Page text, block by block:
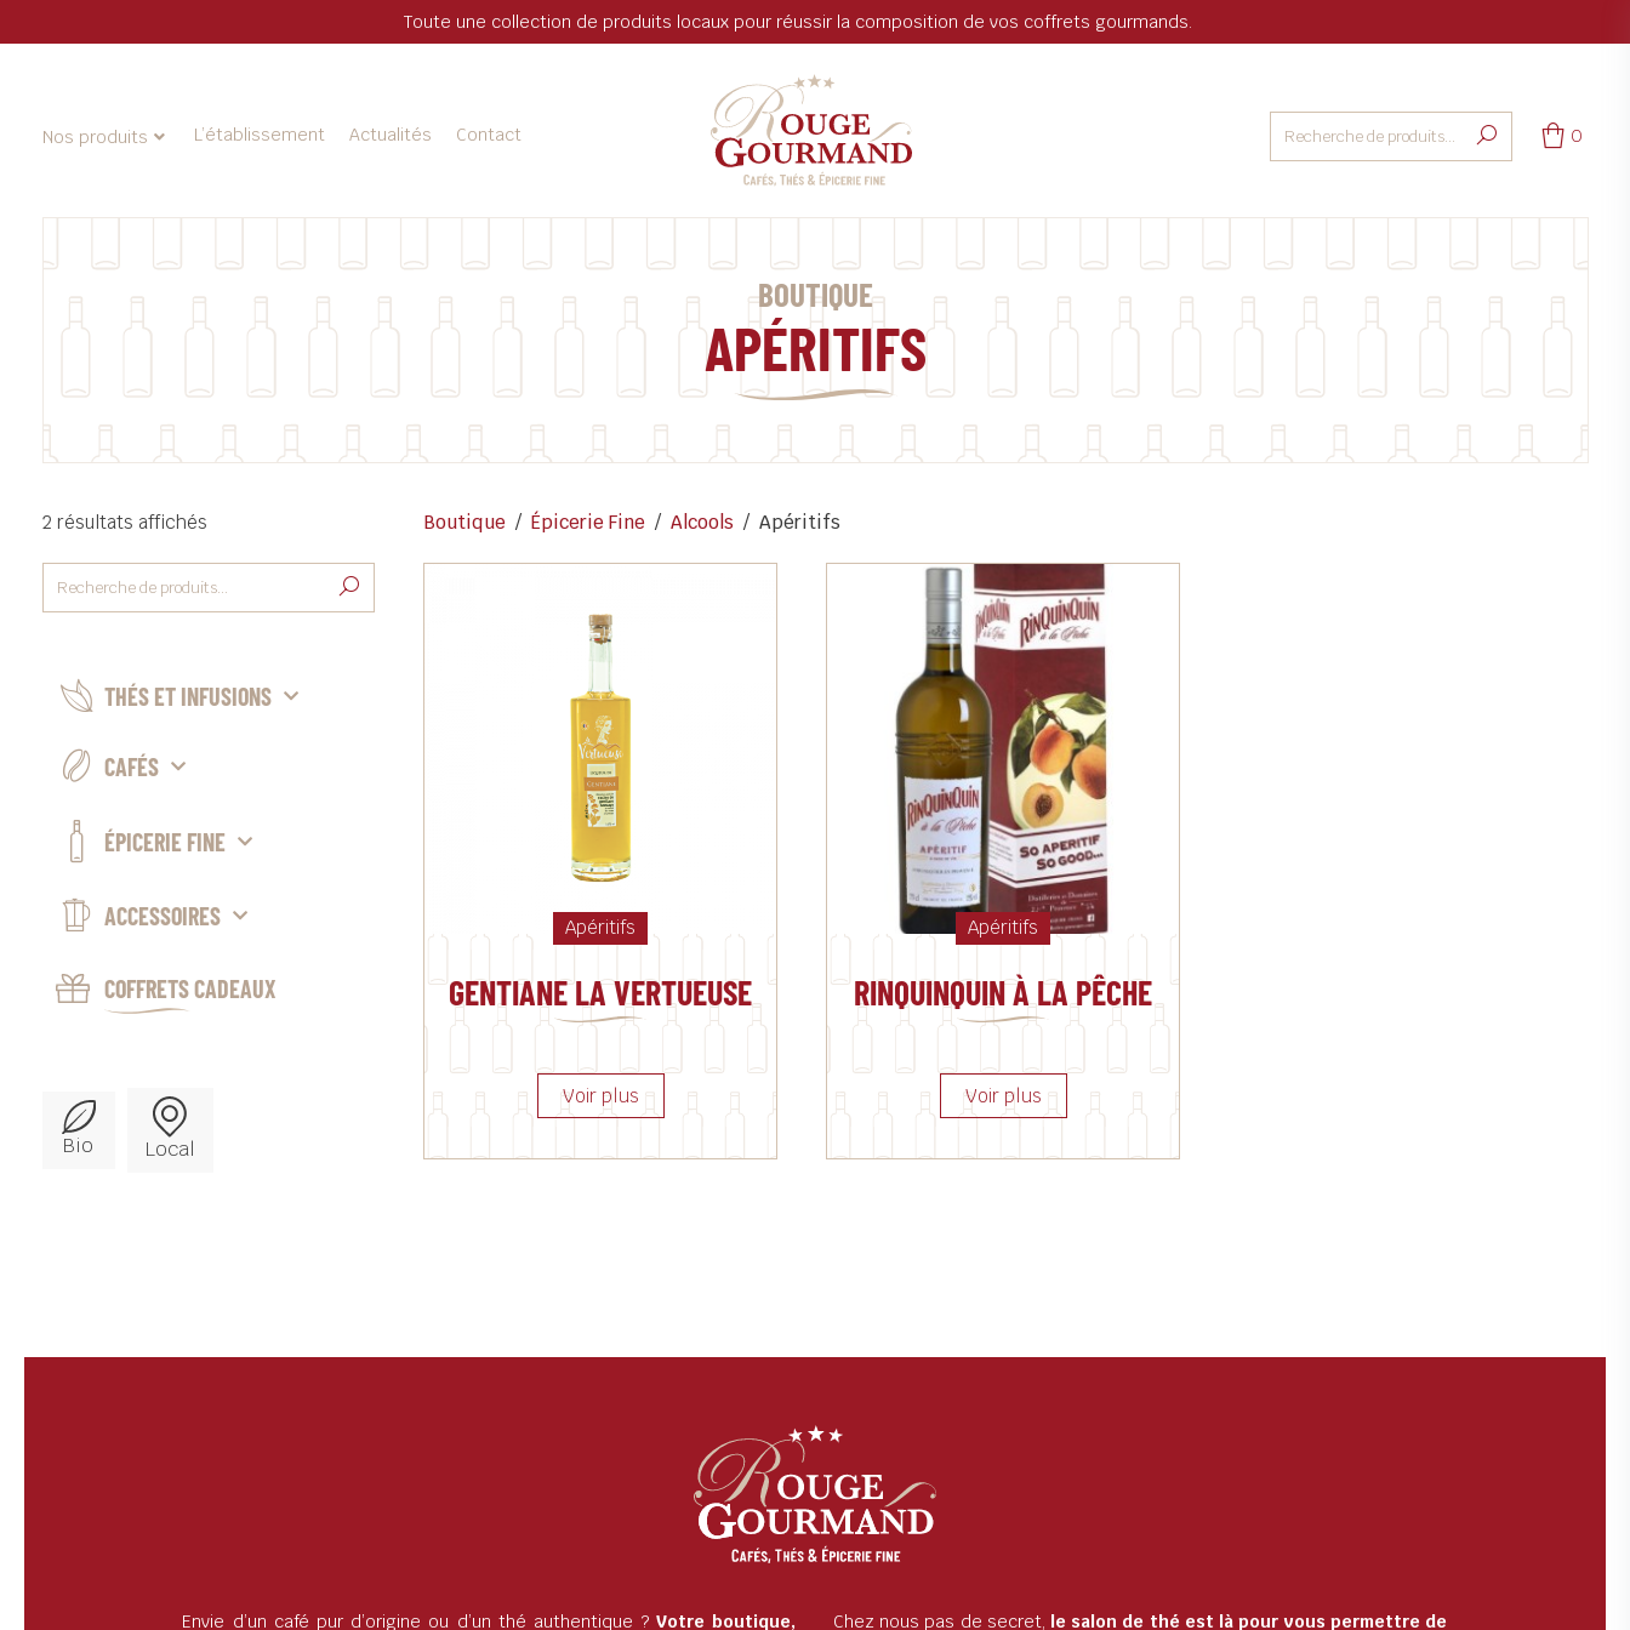
Toute une collection de produits locaux pour réussir la composition de vos coffrets gourmands.
Nos produits L’établissement Actualités Contact 0
BOUTIQUE
APÉRITIFS
2 résultats affichés
THÉS ET INFUSIONS
CAFÉS
ÉPICERIE FINE
ACCESSOIRES
COFFRETS CADEAUX
Bio Local
Boutique/ Épicerie Fine/ Alcools / Apéritifs
Apéritifs
GENTIANE LA VERTUEUSE
Apéritifs
RINQUINQUIN À LA PÊCHE
Envie d’un café pur d’origine ou d’un thé authentique ?Votre boutique,
Chez nous pas de secret, le salon de thé est là pour vous permettre de